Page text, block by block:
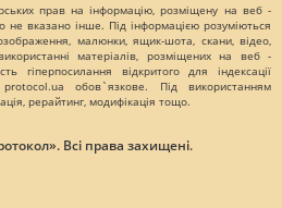
прав на інформацію, розміщену на веб -
не вказано інше. Під інформацією розуміються
малюнки, ящик-шота, скани, відео,
матеріалів, розміщених на веб -
гіперпосилання відкритого для індексації
обов`язкове. Під використанням
рерайтинг, модифікація тощо.
Всі права захищені.